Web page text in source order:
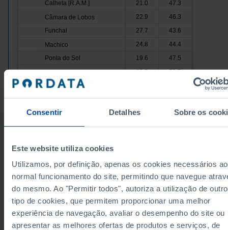
Consentir Detalhes Sobre os
Este website utiliza cookies
Utilizamos, por definição, apenas os cookies necessários ao
normal funcionamento do site, permitindo que navegue
do mesmo. Ao "Permitir todos", autoriza a utilização de outro
tipo de cookies, que permitem proporcionar uma melhor
experiência de navegação, avaliar o desempenho do site ou
apresentar as melhores ofertas de produtos e serviços, de
Calheta [R.A.M.]
21.0
47.3
Câmara de Lobos
22.9
46.3
Funchal
27.7
43.6
Machico
24.8
44.4
Ponta do Sol
19.6
47.5
16.9
38.7
Ribeira Brava
Santa Cruz
24.6
40.3
Santana
18.5
40.5
São Vicente
26.6
49.1
Data according to the 2024 version of the
Nomenclature of Territorial Units for Statistical
Purposes (NUTS). For data from the 2013 Version
NUTS II and III, updated to January 2024, see the
Excel archive file availablehere.
Sources/Entities: SGMAI - Electoral Registration Database (registered voters) |
Data from the provisional count (voters: 1976 and from 2000 onwards) | CNE - Final
(voters: from 1980 until 1996), PORDATA